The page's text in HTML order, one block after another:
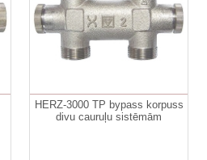
HERZ-3000 TP bypass korpuss
divu cauruļu sistēmām